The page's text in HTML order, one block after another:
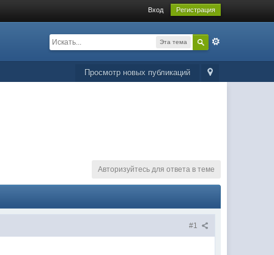
Вход Регистрация
Эта тема
Просмотр новых публикаций
Авторизуйтесь для ответа в теме
#1